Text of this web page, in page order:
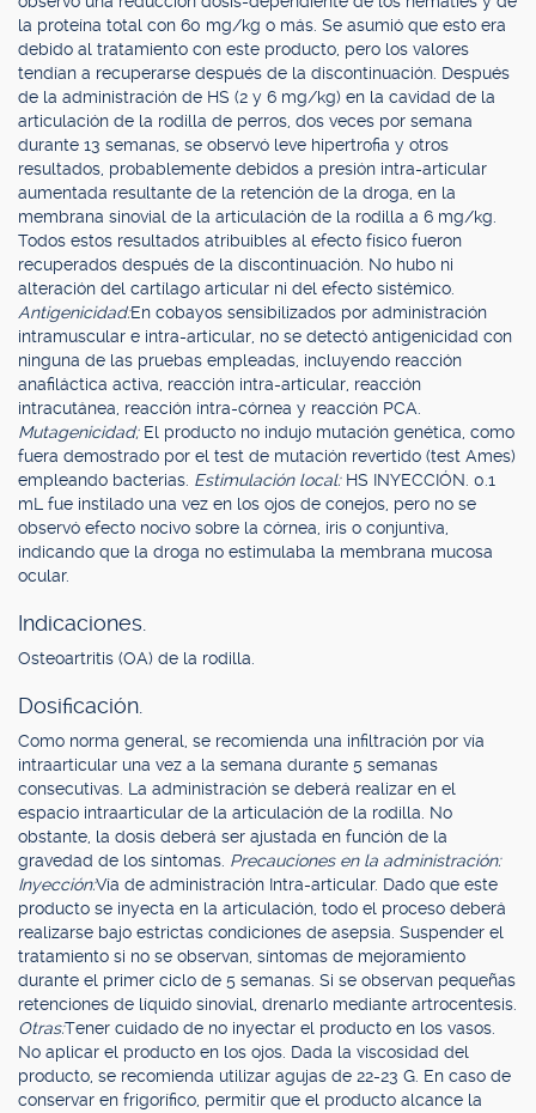
la proteína total con 60 mg/kg o más. Se asumió que esto era
debido al tratamiento con este producto, pero los valores
tendían a recuperarse después de la discontinuación. Después
de la administración de HS (2 y 6 mg/kg) en la cavidad de la
articulación de la rodilla de perros, dos veces por semana
durante 13 semanas, se observó leve hipertrofia y otros
resultados, probablemente debidos a presión intra-articular
aumentada resultante de la retención de la droga, en la
membrana sinovial de la articulación de la rodilla a 6 mg/kg.
Todos estos resultados atribuibles al efecto físico fueron
recuperados después de la discontinuación. No hubo ni
alteración del cartílago articular ni del efecto sistémico.
Antigenicidad:En cobayos sensibilizados por administración
intramuscular e intra-articular, no se detectó antigenicidad con
ninguna de las pruebas empleadas, incluyendo reacción
anafiláctica activa, reacción intra-articular, reacción
intracutánea, reacción intra-córnea y reacción PCA.
Mutagenicidad; El producto no indujo mutación genética, como
fuera demostrado por el test de mutación revertido (test Ames)
empleando bacterias. Estimulación local: HS INYECCIÓN. 0.1
mL fue instilado una vez en los ojos de conejos, pero no se
observó efecto nocivo sobre la córnea, iris o conjuntiva,
indicando que la droga no estimulaba la membrana mucosa
ocular.
Indicaciones.
Osteoartritis (OA) de la rodilla.
Dosificación.
Como norma general, se recomienda una infiltración por vía
intraarticular una vez a la semana durante 5 semanas
consecutivas. La administración se deberá realizar en el
espacio intraarticular de la articulación de la rodilla. No
obstante, la dosis deberá ser ajustada en función de la
gravedad de los síntomas. Precauciones en la administración:
Inyección:Vía de administración Intra-articular. Dado que este
producto se inyecta en la articulación, todo el proceso deberá
realizarse bajo estrictas condiciones de asepsia. Suspender el
tratamiento si no se observan, síntomas de mejoramiento
durante el primer ciclo de 5 semanas. Si se observan pequeñas
retenciones de líquido sinovial, drenarlo mediante artrocentesis.
Otras:Tener cuidado de no inyectar el producto en los vasos.
No aplicar el producto en los ojos. Dada la viscosidad del
producto, se recomienda utilizar agujas de 22-23 G. En caso de
conservar en frigorífico, permitir que el producto alcance la